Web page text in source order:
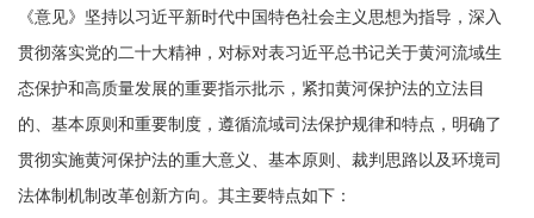
《意见》坚持以习近平新时代中国特色社会主义思想为指导，深入
贯彻落实党的二十大精神，对标对表习近平总书记关于黄河流域生
态保护和高质量发展的重要指示批示，紧扣黄河保护法的立法目
的、基本原则和重要制度，遵循流域司法保护规律和特点，明确了
贯彻实施黄河保护法的重大意义、基本原则、裁判思路以及环境司
法体制机制改革创新方向。其主要特点如下：